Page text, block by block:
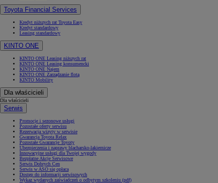
Toyota Financial Services
Kredyt niższych rat Toyota Easy
Kredyt standardowy
Leasing standardowy
KINTO ONE
KINTO ONE Leasing niższych rat
KINTO ONE Leasing konsumencki
KINTO ONE Najem
KINTO ONE Zarządzanie flotą
KINTO Mobility
Dla właścicieli
Dla właścicieli
Serwis
Promocje i sezonowe usługi
Pozostałe oferty serwisu
Rezerwacja wizyty w serwisie
Gwarancja Toyota Relax
Pozostałe Gwarancje Toyoty
Ubezpieczenia i naprawy blacharsko-lakiernicze
Innowacyjne usługi dla Twojej wygody
Bezpłatne Akcje Serwisowe
Serwis Dobrych Cen
Serwis w ASO się opłaca
Dostęp do informacji serwisowych
Wykaz wydanych zaświadczeń o odbytym szkoleniu (pdf)